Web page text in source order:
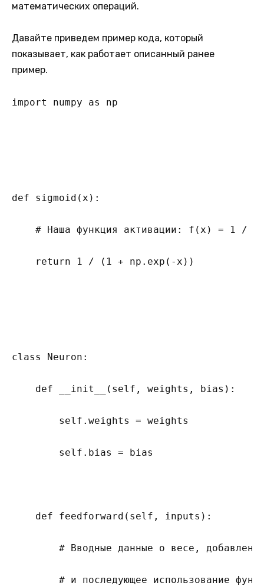
математических операций.
Давайте приведем пример кода, который
показывает, как работает описанный ранее
пример.
import numpy as np
def sigmoid(x):
# Наша функция активации: f(x) = 1 /
return 1 / (1 + np.exp(-x))
class Neuron:
def __init__(self, weights, bias):
self.weights = weights
self.bias = bias
def feedforward(self, inputs):
# Вводные данные о весе, добавление
# и последующее использование